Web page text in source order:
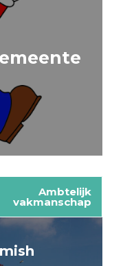
Ambtelijk
vakmanschap